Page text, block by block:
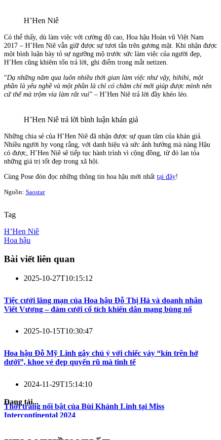
H’Hen Niê
Có thể thấy, dù làm việc với cường độ cao, Hoa hậu Hoàn vũ Việt Nam
2017 – H’Hen Niê vẫn giữ được sự tươi tắn trên gương mặt. Khi nhận được
một bình luận bày tỏ sự ngưỡng mộ trước sức làm việc của người đẹp,
H’Hen cũng khiêm tốn trả lời, ghi điểm trong mắt netizen.
“Dạ những năm qua luôn nhiều thời gian làm việc như vậy, hihihi, một
phần là yêu nghề và một phần là chỉ có chăm chỉ mới giúp được mình nên
cứ thế mà trộm vía làm rất vui” – H’Hen Niê trả lời đầy khéo léo.
H’Hen Niê trả lời bình luận khán giả
Những chia sẻ của H’Hen Niê đã nhận được sự quan tâm của khán giả.
Nhiều người hy vọng rằng, với danh hiệu và sức ảnh hưởng mà nàng Hậu
có được, H’Hen Niê sẽ tiếp tục hành trình vì cộng đồng, từ đó lan tỏa
những giá trị tốt đẹp trong xã hội.
Cùng Pose đón đọc những thông tin hoa hậu mới nhất tại đây!
Nguồn: Saostar
Tag
H’Hen Niê
Hoa hậu
Bài viết liên quan
2025-10-27T10:15:12
Tiệc cưới lãng mạn của Hoa hậu Đỗ Thị Hà và doanh nhân
Viết Vương – đám cưới cổ tích khiến dân mạng bùng nổ
2025-10-15T10:30:47
Hoa hậu Đỗ Mỹ Linh gây chú ý với chiếc váy “kín trên hở
dưới”, khoe vẻ đẹp quyến rũ mà tinh tế
2024-11-29T15:14:10
Thời trang nổi bật của Bùi Khánh Linh tại Miss
Intercontinental 2024
Đang tải...